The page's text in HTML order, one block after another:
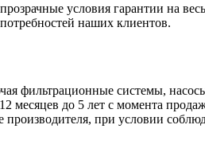
условия гарантии на
наших клиентов.
фильтрационные системы,
месяцев до 5 лет с момента
при условии